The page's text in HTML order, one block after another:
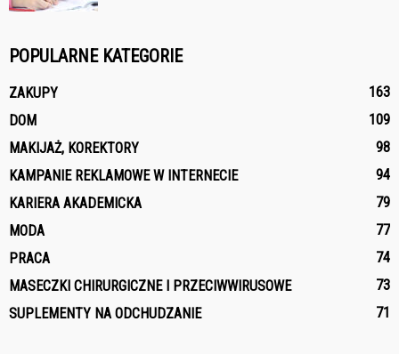
POPULARNE KATEGORIE
ZAKUPY
163
DOM
109
MAKIJAŻ, KOREKTORY
98
KAMPANIE REKLAMOWE W INTERNECIE
94
KARIERA AKADEMICKA
79
MODA
77
PRACA
74
MASECZKI CHIRURGICZNE I PRZECIWWIRUSOWE
73
SUPLEMENTY NA ODCHUDZANIE
71